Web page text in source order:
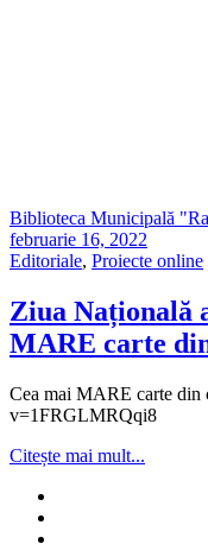
Biblioteca Municipală
februarie 16, 2022
Editoriale, Proiecte online
Ziua Națională
MARE carte
Cea mai MARE carte din
v=1FRGLMRQqi8
Citește mai mult...